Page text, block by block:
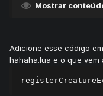
Mostrar
Adicione esse código
hahaha.lua e o que vem